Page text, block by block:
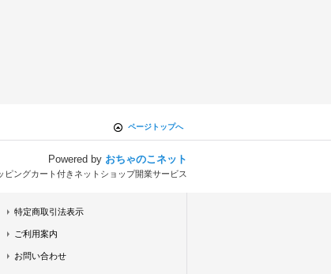
ページトップへ
Powered by おちゃのこネット
ピングカート付きネットショップ開業サービス
特定商取引法表示
ご利用案内
お問い合わせ